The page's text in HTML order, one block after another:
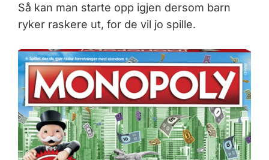
Så kan man starte opp igjen dersom barn
ryker raskere ut, for de vil jo spille.